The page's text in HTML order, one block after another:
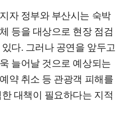
자 정부와 부산시는 숙박
등을 대상으로 현장 점검
다. 그러나 공연을 앞두고
늘어날 것으로 예상되는
약 취소 등 관광객 피해를
대책이 필요하다는 지적